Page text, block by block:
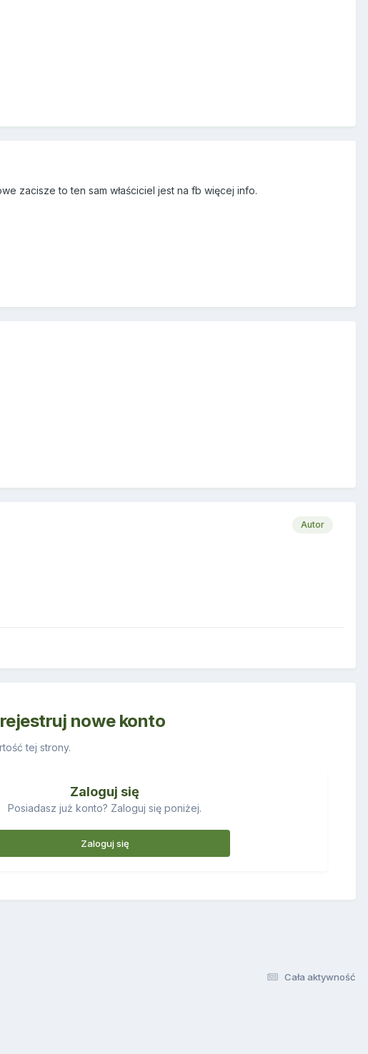
zacisze to ten sam właściciel jest na fb więcej info.
Autor
nowe konto
tej strony.
Zaloguj się
Posiadasz już konto? Zaloguj się poniżej.
Zaloguj się
Cała aktywność